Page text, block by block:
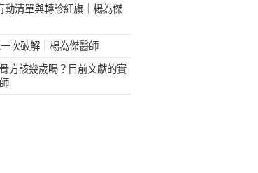
動清單與轉診紅旗｜楊為傑
次破解｜楊為傑醫師
方該幾歲喝？目前文獻的實